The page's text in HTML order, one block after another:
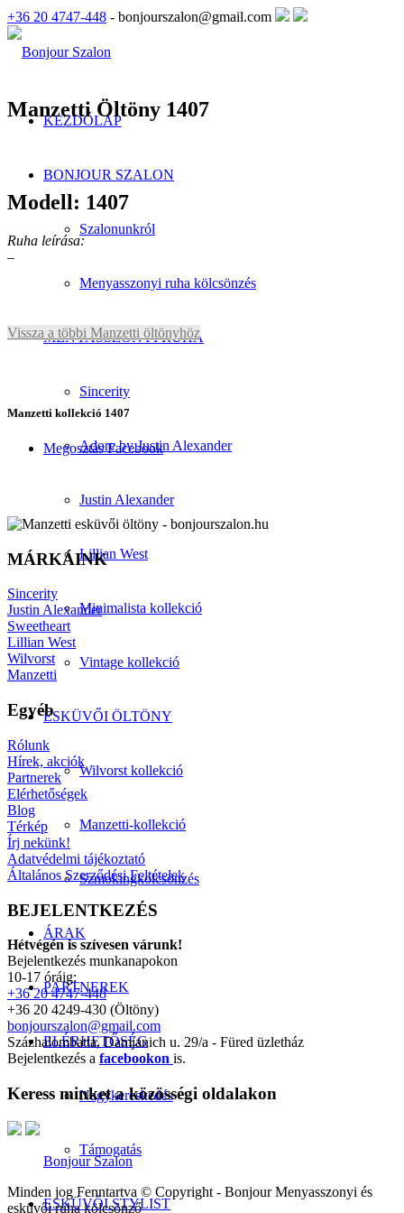
+36 20 4747-448 - bonjourszalon@gmail.com
KEZDŐLAP
BONJOUR SZALON
Szalonunkról
Menyasszonyi ruha kölcsönzés
MENYASSZONYI RUHA
Sincerity
Adore by Justin Alexander
Justin Alexander
Lillian West
Minimalista kollekció
Vintage kollekció
ESKÜVŐI ÖLTÖNY
Wilvorst kollekció
Manzetti-kollekció
Szmokingkölcsönzés
ÁRAK
PARTNEREK
ELÉRHETŐSÉG
Nagykereskedés
Támogatás
ESKÜVŐI STYLIST
Manzetti Öltöny 1407
Modell: 1407
Ruha leírása:
–
Vissza a többi Manzetti öltönyhöz
Manzetti kollekció 1407
Megosztás Facebook
MÁRKÁINK
Sincerity
Justin Alexander
Sweetheart
Lillian West
Wilvorst
Manzetti
Egyéb
Rólunk
Hírek, akciók
Partnerek
Elérhetőségek
Blog
Térkép
Írj nekünk!
Adatvédelmi tájékoztató
Általános Szerződési Feltételek
BEJELENTKEZÉS
Hétvégén is szívesen várunk!
Bejelentkezés munkanapokon
10-17 óráig:
+36 20 4747-448
+36 20 4249-430 (Öltöny)
bonjourszalon@gmail.com
Százhalombatta, Damjanich u. 29/a - Füred üzletház
Bejelentkezés a facebookon is.
Keress minket a közösségi oldalakon
Bonjour Szalon
Minden jog Fenntartva © Copyright - Bonjour Menyasszonyi és
esküvői ruha kölcsönző